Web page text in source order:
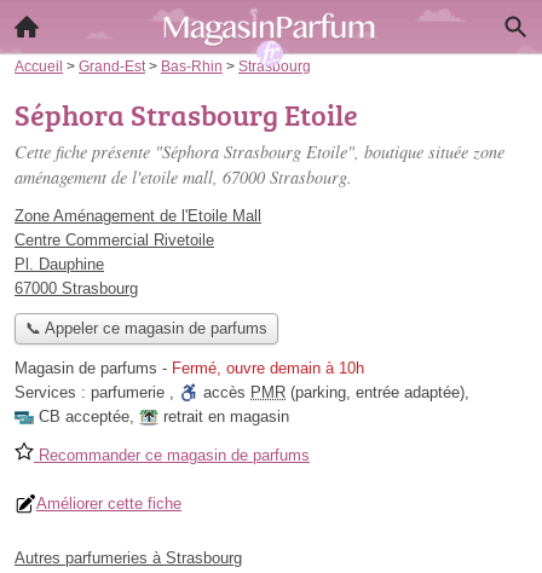
Accueil > Grand-Est > Bas-Rhin > Strasbourg
Séphora Strasbourg Etoile
Cette fiche présente "Séphora Strasbourg Etoile", boutique située zone
aménagement de l'etoile mall, 67000 Strasbourg.
Zone Aménagement de l'Etoile Mall
Centre Commercial Rivetoile
Pl. Dauphine
67000 Strasbourg
📞 Appeler ce magasin de parfums
Magasin de parfums - Fermé, ouvre demain à 10h
Services : parfumerie , accès PMR (parking, entrée adaptée),
CB acceptée, retrait en magasin
Recommander ce magasin de parfums
Améliorer cette fiche
Autres parfumeries à Strasbourg